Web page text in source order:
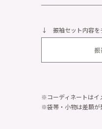
↓ 振袖セット内容を
振
※コーディネートはイ
※袋帯・小物は差額が